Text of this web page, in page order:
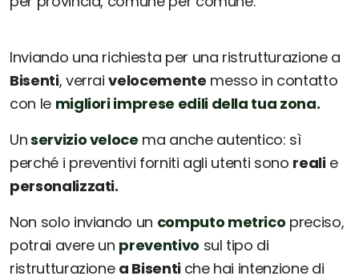
Inviando una richiesta per una ristrutturazione a
Bisenti, verraivelocemente messo in contatto
con le migliori imprese edili della tua zona.
Unservizio veloce ma anche autentico: sì
perché i preventivi forniti agli utenti sono realie
personalizzati.
Non solo inviando un computo metrico preciso,
potrai avere un preventivo sul tipo di
ristrutturazione a Bisenti che hai intenzione di